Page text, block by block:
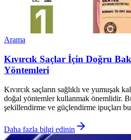
Arama
Kıvırcık Saçlar İçin Doğru
Yöntemleri
Kıvırcık saçların sağlıklı ve yumuşak
doğal yöntemler kullanmak önemlidir.
şekillendirme ve güçlendirme ipuçları
Daha fazla bilgi edinin